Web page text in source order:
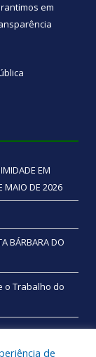
em
EM
MAIO DE 2026
BÁRBARA DO
o Trabalho do
de